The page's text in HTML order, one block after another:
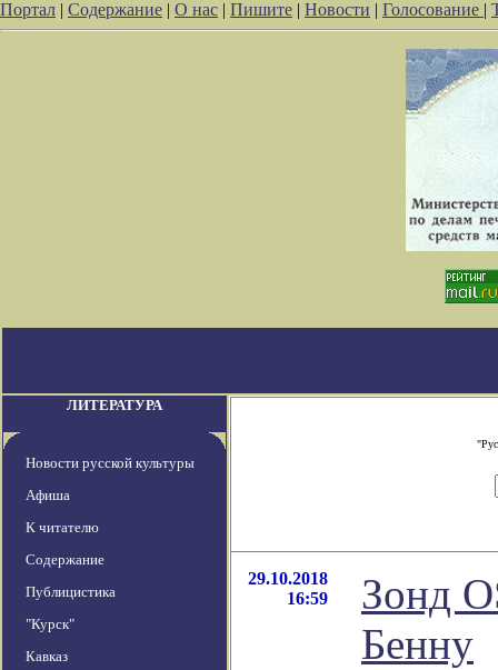
Портал | Содержание | О нас | Пишите | Новости | Голосование |
ЛИТЕРАТУРА
Новости русской культуры
Афиша
К читателю
Содержание
Публицистика
"Курск"
Кавказ
29.10.2018
16:59
Зонд
Бенну